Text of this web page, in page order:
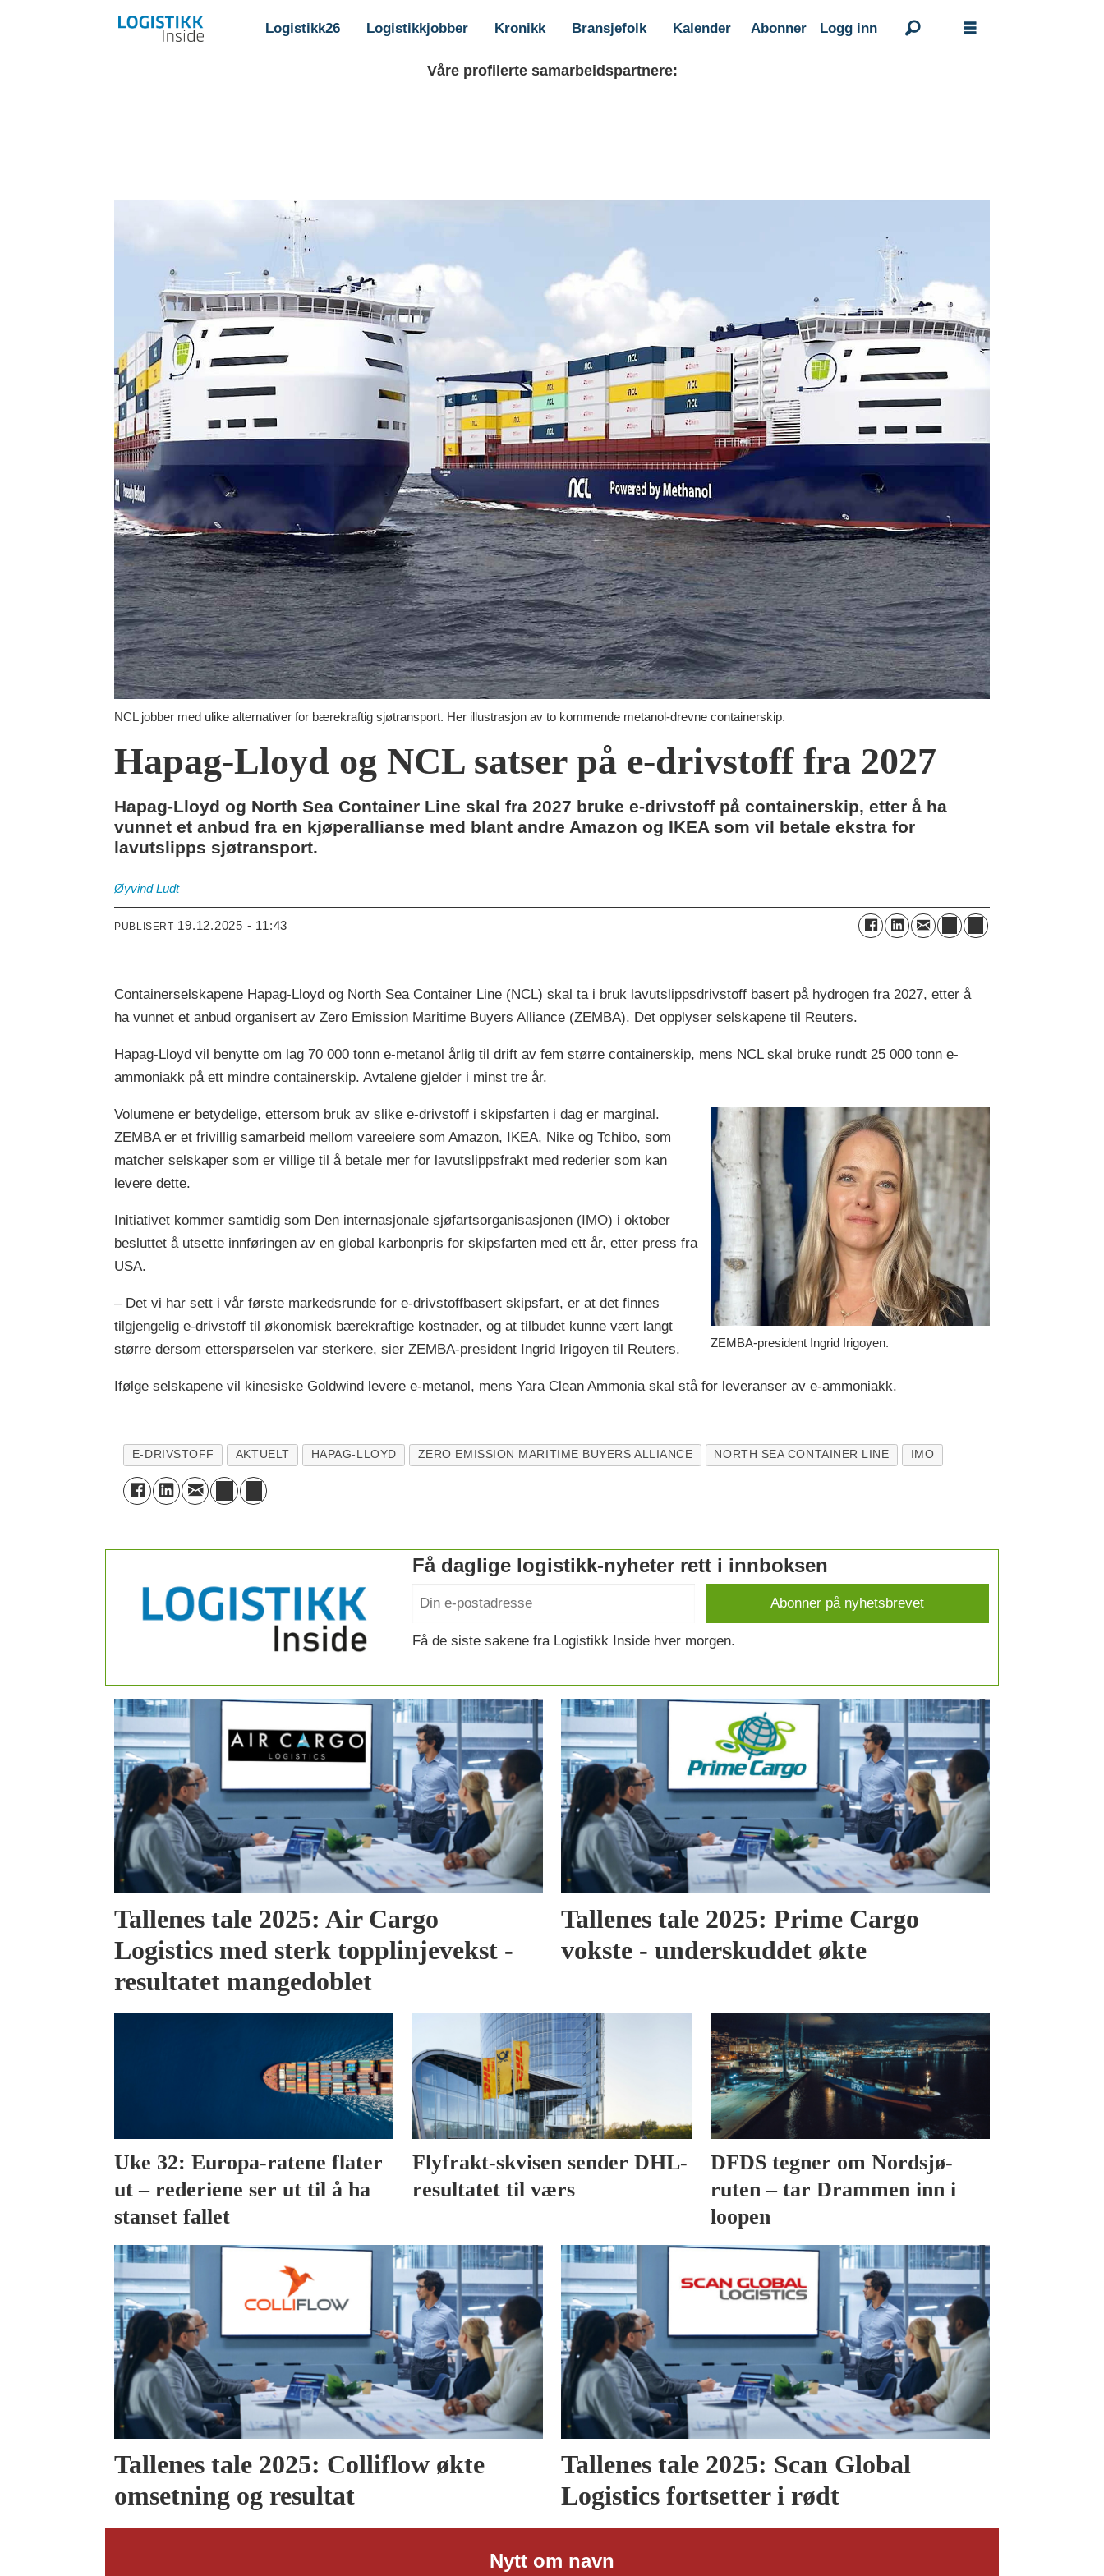
Logistikk26 Logistikkjobber Kronikk Bransjefolk Kalender Abonner Logg inn
Våre profilerte samarbeidspartnere:
NCL jobber med ulike alternativer for bærekraftig sjøtransport. Her illustrasjon av to kommende metanol-drevne containerskip.
Hapag-Lloyd og NCL satser på e-drivstoff fra 2027
Hapag-Lloyd og North Sea Container Line skal fra 2027 bruke e-drivstoff på containerskip, etter å ha
vunnet et anbud fra en kjøperallianse med blant andre Amazon og IKEA som vil betale ekstra for
lavutslipps sjøtransport.
Øyvind Ludt
PUBLISERT 19.12.2025 - 11:43
Containerselskapene Hapag-Lloyd og North Sea Container Line (NCL) skal ta i bruk lavutslippsdrivstoff basert på hydrogen fra 2027, etter å
ha vunnet et anbud organisert av Zero Emission Maritime Buyers Alliance (ZEMBA). Det opplyser selskapene til Reuters.
Hapag-Lloyd vil benytte om lag 70 000 tonn e-metanol årlig til drift av fem større containerskip, mens NCL skal bruke rundt 25 000 tonn e-
ammoniakk på ett mindre containerskip. Avtalene gjelder i minst tre år.
ZEMBA-president Ingrid Irigoyen.
Volumene er betydelige, ettersom bruk av slike e-drivstoff i skipsfarten i dag er marginal.
ZEMBA er et frivillig samarbeid mellom vareeiere som Amazon, IKEA, Nike og Tchibo, som
matcher selskaper som er villige til å betale mer for lavutslippsfrakt med rederier som kan
levere dette.
Initiativet kommer samtidig som Den internasjonale sjøfartsorganisasjonen (IMO) i oktober
besluttet å utsette innføringen av en global karbonpris for skipsfarten med ett år, etter press fra
USA.
– Det vi har sett i vår første markedsrunde for e-drivstoffbasert skipsfart, er at det finnes
tilgjengelig e-drivstoff til økonomisk bærekraftige kostnader, og at tilbudet kunne vært langt
større dersom etterspørselen var sterkere, sier ZEMBA-president Ingrid Irigoyen til Reuters.
Ifølge selskapene vil kinesiske Goldwind levere e-metanol, mens Yara Clean Ammonia skal stå for leveranser av e-ammoniakk.
E-DRIVSTOFF AKTUELT HAPAG-LLOYD ZERO EMISSION MARITIME BUYERS ALLIANCE NORTH SEA CONTAINER LINE IMO
Få daglige logistikk-nyheter rett i innboksen
Få de siste sakene fra Logistikk Inside hver morgen.
Tallenes tale 2025: Air Cargo
Logistics med sterk topplinjevekst -
resultatet mangedoblet
Tallenes tale 2025: Prime Cargo
vokste - underskuddet økte
Uke 32: Europa-ratene flater
ut – rederiene ser ut til å ha
stanset fallet
Flyfrakt-skvisen sender DHL-
resultatet til værs
DFDS tegner om Nordsjø-
ruten – tar Drammen inn i
loopen
Tallenes tale 2025: Colliflow økte
omsetning og resultat
Tallenes tale 2025: Scan Global
Logistics fortsetter i rødt
Nytt om navn